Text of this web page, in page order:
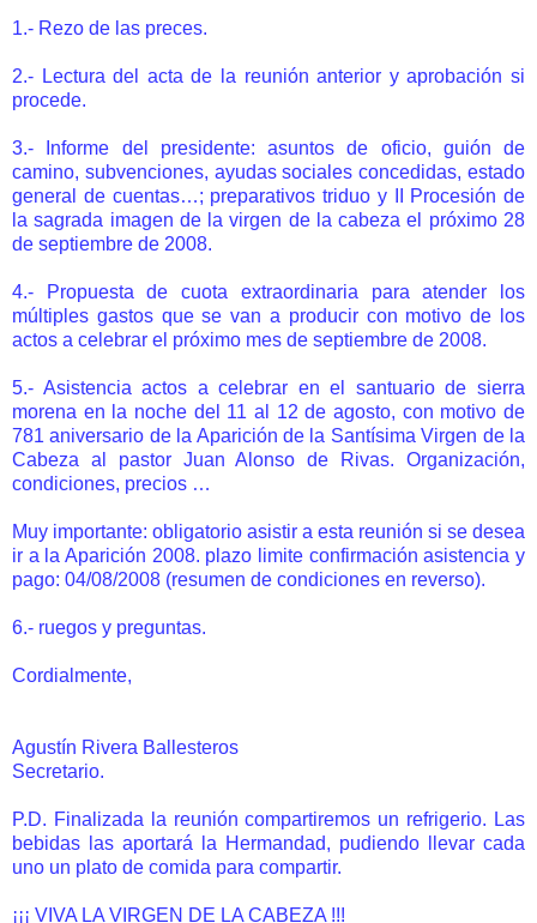
1.- Rezo de las preces.
2.- Lectura del acta de la reunión anterior y aprobación si
procede.
3.- Informe del presidente: asuntos de oficio, guión de
camino, subvenciones, ayudas sociales concedidas, estado
general de cuentas…; preparativos triduo y II Procesión de
la sagrada imagen de la virgen de la cabeza el próximo 28
de septiembre de 2008.
4.- Propuesta de cuota extraordinaria para atender los
múltiples gastos que se van a producir con motivo de los
actos a celebrar el próximo mes de septiembre de 2008.
5.- Asistencia actos a celebrar en el santuario de sierra
morena en la noche del 11 al 12 de agosto, con motivo de
781 aniversario de la Aparición de la Santísima Virgen de la
Cabeza al pastor Juan Alonso de Rivas. Organización,
condiciones, precios …
Muy importante: obligatorio asistir a esta reunión si se desea
ir a la Aparición 2008. plazo limite confirmación asistencia y
pago: 04/08/2008 (resumen de condiciones en reverso).
6.- ruegos y preguntas.
Cordialmente,
Agustín Rivera Ballesteros
Secretario.
P.D. Finalizada la reunión compartiremos un refrigerio. Las
bebidas las aportará la Hermandad, pudiendo llevar cada
uno un plato de comida para compartir.
¡¡¡ VIVA LA VIRGEN DE LA CABEZA !!!